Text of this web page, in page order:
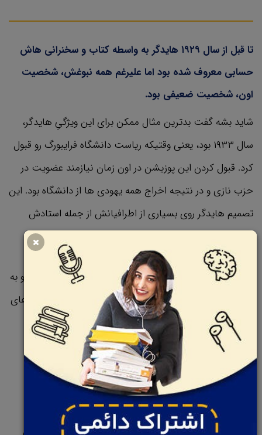
تا قبل از سال ۱۹۲۹ هایدگر به واسطه کتاب و سخنرانی هاش
حسابی معروف شده بود اما علیرغم همه نبوغش، شخصیت
اون، شخصیت ضعیفی بود.
شاید بشه گفت بدترین مثال ممکن برای این ویژگیِ هایدگر،
سال ۱۹۳۳ بود، یعنی وقتیکه ریاست دانشگاه فرایبورگ رو قبول
کرد. قبول کردن این پوزیشن در اون زمان نیازمند عضویت در
حزب نازی و در نتیجه اخراج همه یهودی ها از دانشگاه بود. این
تصمیم هایدگر روی بسیاری از اطرافیانش از جمله استادش
هوسرل که از قبل اخراج شده بود تاثیر منفی زیادی گذاشت.
هایدگر بعدها اعلام کرد عضو حزب نازی نبوده و عقاید اونا رو به
غلط متوجه شده ولی در سال ۲۰۱۴ تعدادی از دست نوشته های
اون منتشر شد که منطبق بر دیدگاه ها و ارزش های نازی‌ها
بودن و نشون میدادن که هایدگر صرفا به خاطر ریاست
دانشگاه عضوی از نازی ها نشده بود.
عضویت هایدگر در حزب نازی باعث افول اون هم شد،
همینطور همه دوستا و همکارانش هم ترکش کردن و تنهاش